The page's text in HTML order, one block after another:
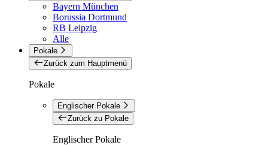
Bayern München
Borussia Dortmund
RB Leipzig
Alle
Pokale
Zurück zum Hauptmenü
Pokale
Englischer Pokale
Zurück zu Pokale
Englischer Pokale